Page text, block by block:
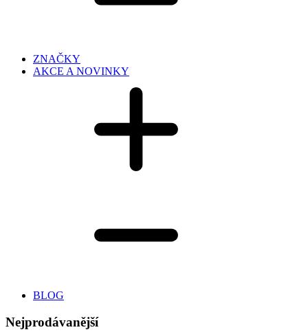
ZNAČKY
AKCE A NOVINKY
BLOG
Nejprodávanější